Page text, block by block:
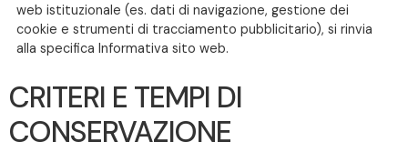
web istituzionale (es. dati di navigazione, gestione dei
cookie e strumenti di tracciamento pubblicitario), si rinvia
alla specifica Informativa sito web.
CRITERI E TEMPI DI
CONSERVAZIONE